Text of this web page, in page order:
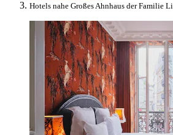
Hotels nahe Großes Ahnhaus der Familie Li